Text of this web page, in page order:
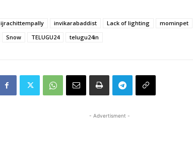
ijrachittempally invikarabaddist Lack of lighting mominpet
Snow TELUGU24 telugu24in
- Advertisment -